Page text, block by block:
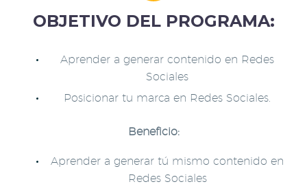
OBJETIVO DEL PROGRAMA:
Aprender a generar contenido en Redes
Sociales
Posicionar tu marca en Redes Sociales.
Beneficio:
Aprender a generar tú mismo contenido en
Redes Sociales